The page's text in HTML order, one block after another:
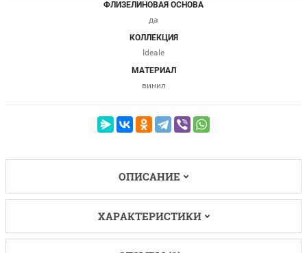
ФЛИЗЕЛИНОВАЯ ОСНОВА
да
КОЛЛЕКЦИЯ
Ideale
МАТЕРИАЛ
винил
ОПИСАНИЕ
ХАРАКТЕРИСТИКИ